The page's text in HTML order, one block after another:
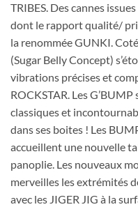
TRIBES. Des cannes
dont le rapport qualité/
la renommée GUNKI.
(Sugar Belly Concept)
vibrations précises et
ROCKSTAR. Les
classiques et
dans ses boites ! Les
accueillent une nouvelle
panoplie. Les nouveaux
merveilles les extrémités
avec les JIGER JIG à la